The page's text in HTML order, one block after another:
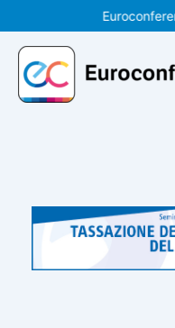
al
contenuto